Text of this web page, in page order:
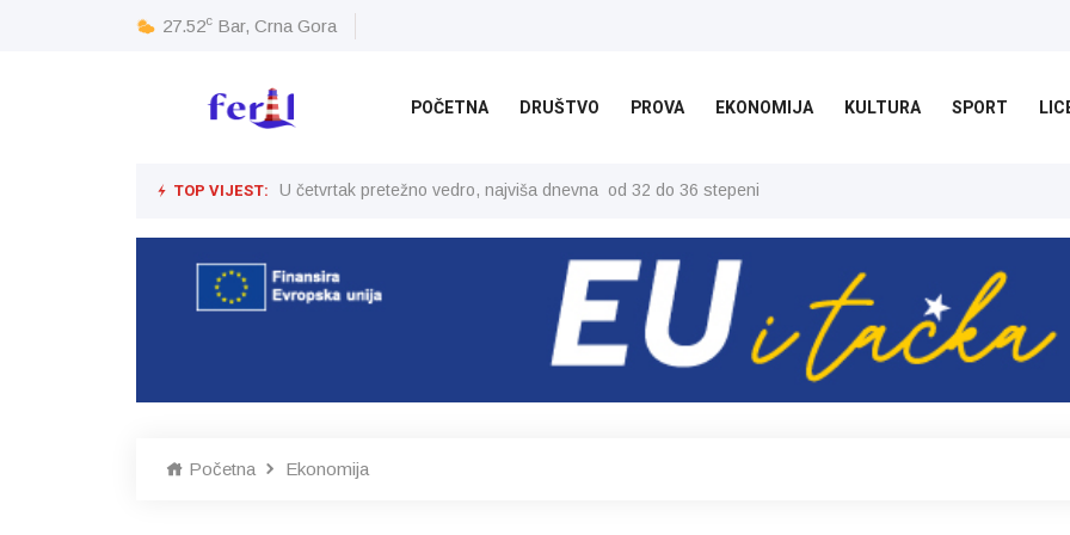
27.52c Bar, Crna Gora
POČETNA DRUŠTVO PROVA EKONOMIJA KULTURA SPORT
TOP VIJEST: U četvrtak pretežno vedro, najviša dnevna od 32 do 36 stepeni
Početna Ekonomija